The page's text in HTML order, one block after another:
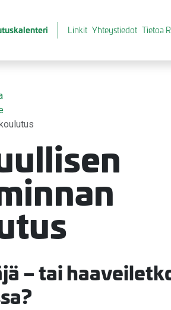
Linkit Yhteystiedot Tietoa
– tai